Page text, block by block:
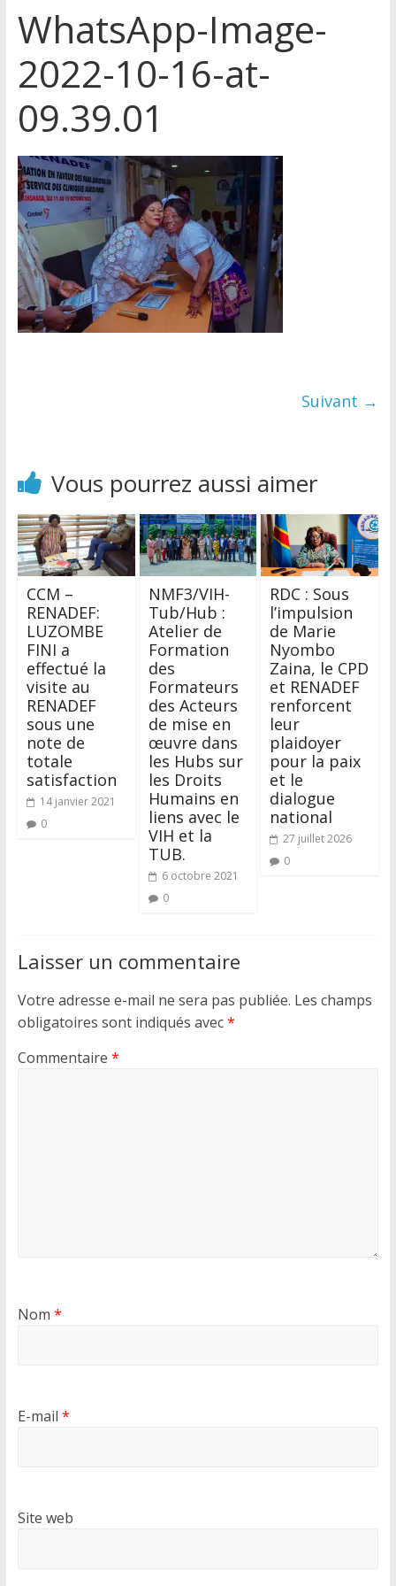
WhatsApp-Image-
2022-10-16-at-
09.39.01
Suivant →
Vous pourrez aussi aimer
CCM –
RENADEF:
LUZOMBE
FINI a
effectué la
visite au
RENADEF
sous une
note de
totale
satisfaction
14 janvier 2021
0
NMF3/VIH-
Tub/Hub :
Atelier de
Formation
des
Formateurs
des Acteurs
de mise en
œuvre dans
les Hubs sur
les Droits
Humains en
liens avec le
VIH et la
TUB.
6 octobre 2021
0
RDC : Sous
l’impulsion
de Marie
Nyombo
Zaina, le CPD
et RENADEF
renforcent
leur
plaidoyer
pour la paix
et le
dialogue
national
27 juillet 2026
0
Laisser un commentaire
Votre adresse e-mail ne sera pas publiée. Les champs
obligatoires sont indiqués avec*
Commentaire *
Nom *
E-mail *
Site web